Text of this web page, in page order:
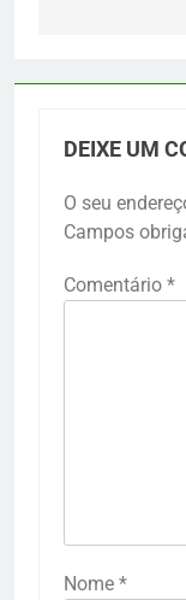
DEIXE UM
O seu
Campos
Comentário *
Nome *